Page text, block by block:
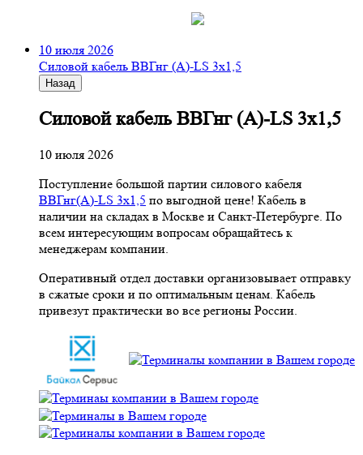
10 июля 2026
Cиловой кабель ВВГнг (A)-LS 3х1,5
Назад
Cиловой кабель ВВГнг (A)-LS 3х1,5
10 июля 2026
Поступление большой партии силового кабеля
ВВГнг(A)-LS 3х1,5 по выгодной цене! Кабель в
наличии на складах в Москве и Санкт-Петербурге. По
всем интересующим вопросам обращайтесь к
менеджерам компании.
Оперативный отдел доставки организовывает отправку
в сжатые сроки и по оптимальным ценам. Кабель
привезут практически во все регионы России.